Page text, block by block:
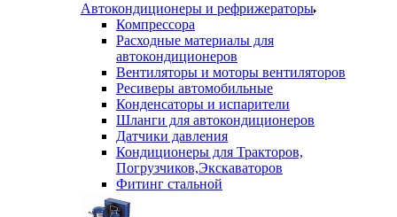
Автокондиционеры и рефрижераторы
Компрессора
Расходные материалы для
автокондиционеров
Вентиляторы и моторы вентиляторов
Ресиверы автомобильные
Конденсаторы и испарители
Шланги для автокондиционеров
Датчики давления
Кондиционеры для Тракторов,
Погрузчиков,Экскаваторов
Фитинг стальной